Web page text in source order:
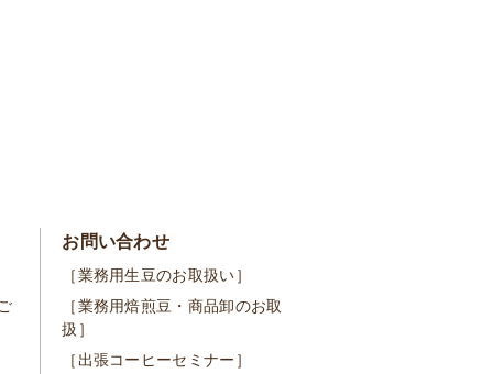
お問い合わせ
［業務用生豆のお取扱い］
［業務用焙煎豆・商品卸のお取
扱］
［出張コーヒーセミナー］